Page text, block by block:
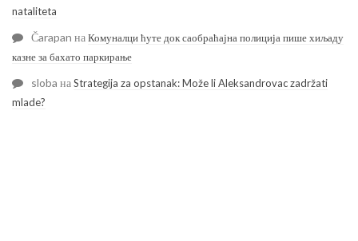
nataliteta
Čarapan наКомуналци ћуте док саобраћајна полиција пише хиљаду
казне за бахато паркирање
sloba наStrategija za opstanak: Može li Aleksandrovac zadržati
mlade?